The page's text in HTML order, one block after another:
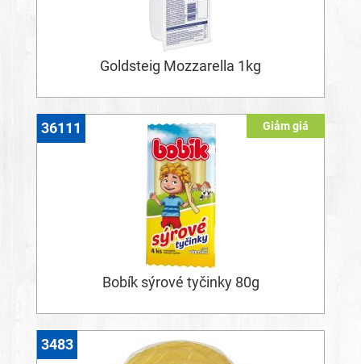
Goldsteig Mozzarella 1kg
Giảm giá
Bobík sýrové tyčinky 80g
36111
3483